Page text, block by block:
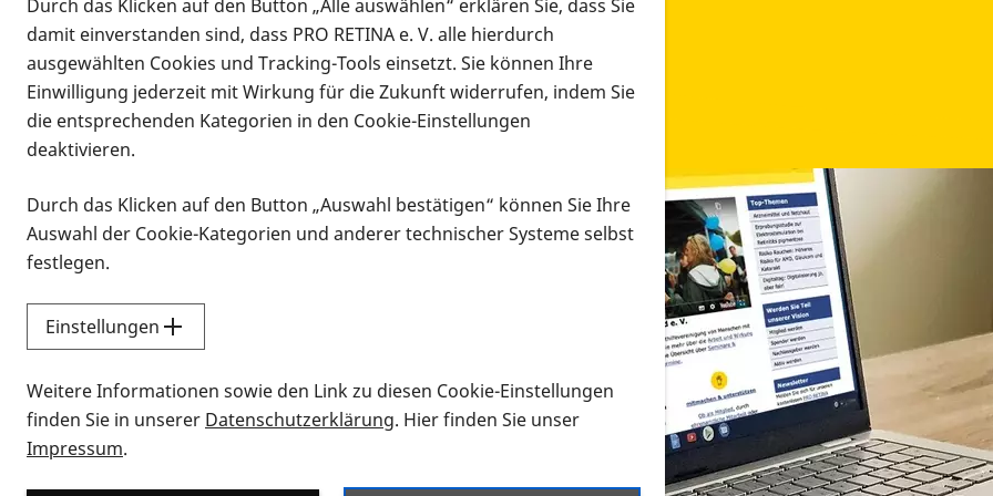
Infomaterial
Infomaterial
Vorlesen
Alle Infomaterialien in verschiedenen Formaten an
Sie möchten wissen, wie Sie nach Infonmaterial suchen und dieses bestellen bzw. herunterladen
Durch das Klicken auf den Button „Alle auswählen“ erklären Sie, dass Sie
damit einverstanden sind, dass PRO RETINA e. V. alle hierdurch
ausgewählten Cookies und Tracking-Tools einsetzt. Sie können Ihre
Einwilligung jederzeit mit Wirkung für die Zukunft widerrufen, indem Sie
die entsprechenden Kategorien in den Cookie-Einstellungen
deaktivieren.
Durch das Klicken auf den Button „Auswahl bestätigen“ können Sie Ihre
Auswahl der Cookie-Kategorien und anderer technischer Systeme selbst
festlegen.
Einstellungen
Weitere Informationen sowie den Link zu diesen Cookie-Einstellungen
finden Sie in unserer Datenschutzerklärung. Hier finden Sie unser
Impressum.